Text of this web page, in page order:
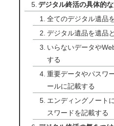
デジタル終活の具体的
全てのデジタル遺品
デジタル遺品を遺品
いらないデータや
する
重要データやパスワ
ールに記載する
エンディングノート
スワードを記載する